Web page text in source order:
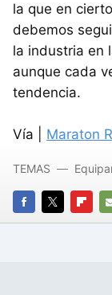
la que en
debemos
la industria en
aunque cada
tendencia.
Vía | Maraton
FACEBOOK
TWITTER
TEMAS